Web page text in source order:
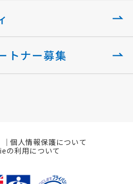
トナー募集
個人情報保護について
の利用について